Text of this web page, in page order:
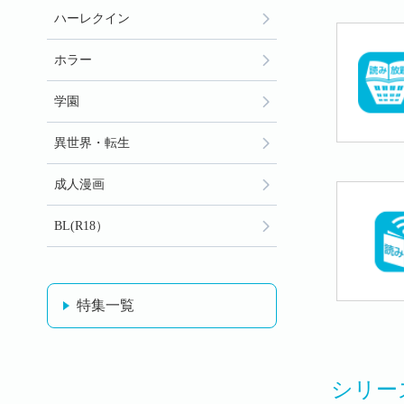
シリー
ハーレクイン
ホラー
学園
異世界・転生
成人漫画
BL(R18）
特集一覧